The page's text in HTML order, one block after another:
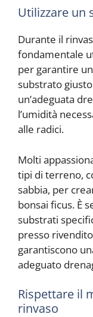
Utilizzare un
Durante il
fondamentale
per garantire
substrato
un’adeguata
l’umidità
alle radici.
Molti
tipi di terreno,
sabbia, per
bonsai ficus. È
substrati
presso
garantiscono
adeguato
Rispettare il
rinvaso